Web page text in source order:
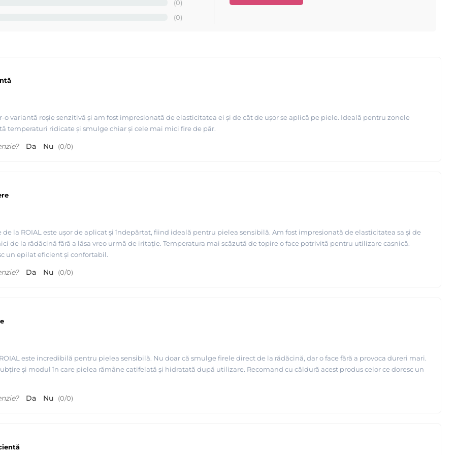
:
cantitatea folosita scade pana la 1,6 ori)
(0)
(0)
o variantă roșie senzitivă și am fost impresionată de elasticitatea ei și de cât de ușor se aplică pe piele. Ideală pentru zonele
temperaturi ridicate și smulge chiar și cele mai mici fire de păr.
Da Nu (0/0)
de la ROIAL este ușor de aplicat și îndepărtat, fiind ideală pentru pielea sensibilă. Am fost impresionată de elasticitatea sa și de
de la rădăcină fără a lăsa vreo urmă de iritație. Temperatura mai scăzută de topire o face potrivită pentru utilizare casnică.
un epilat eficient și confortabil.
Da Nu (0/0)
este incredibilă pentru pielea sensibilă. Nu doar că smulge firele direct de la rădăcină, dar o face fără a provoca dureri mari.
și modul în care pielea rămâne catifelată și hidratată după utilizare. Recomand cu căldură acest produs celor ce doresc un
Da Nu (0/0)